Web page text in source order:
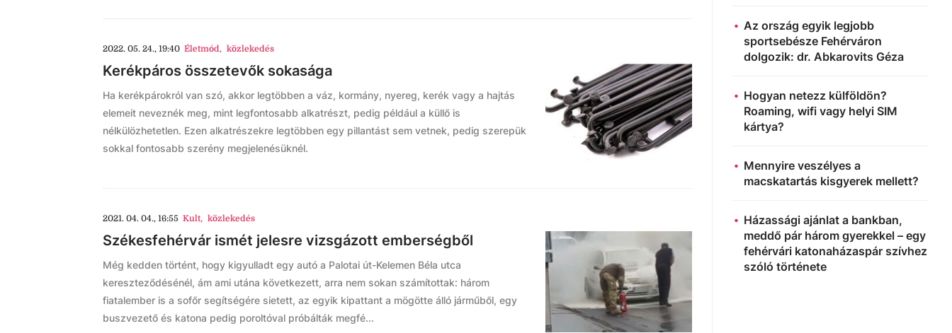
2022. 05. 24., 19:40 Életmód, közlekedés
Kerékpáros összetevők sokasága
Ha kerékpárokról van szó, akkor legtöbben a váz, kormány, nyereg, kerék vagy a hajtás
elemeit neveznék meg, mint legfontosabb alkatrészt, pedig például a küllő is
nélkülözhetetlen. Ezen alkatrészekre legtöbben egy pillantást sem vetnek, pedig szerepük
sokkal fontosabb szerény megjelenésüknél.
2021. 04. 04., 16:55 Kult, közlekedés
Székesfehérvár ismét jelesre vizsgázott emberségből
Még kedden történt, hogy kigyulladt egy autó a Palotai út-Kelemen Béla utca
kereszteződésénél, ám ami utána következett, arra nem sokan számítottak: három
fiatalember is a sofőr segítségére sietett, az egyik kipattant a mögötte álló járműből, egy
buszvezető és katona pedig poroltóval próbálták megfé...
Az ország egyik legjobb
sportsebésze Fehérváron
dolgozik: dr. Abkarovits Géza
Hogyan netezz külföldön?
Roaming, wifi vagy helyi SIM
kártya?
Mennyire veszélyes a
macskatartás kisgyerek mellett?
Házassági ajánlat a bankban,
meddő pár három gyerekkel – egy
fehérvári katonaházaspár szívhez
szóló története